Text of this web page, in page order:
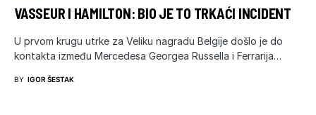
VASSEUR I HAMILTON: BIO JE TO TRKAĆI INCIDENT
U prvom krugu utrke za Veliku nagradu Belgije došlo je do
kontakta između Mercedesa Georgea Russella i Ferrarija…
BY IGOR ŠESTAK